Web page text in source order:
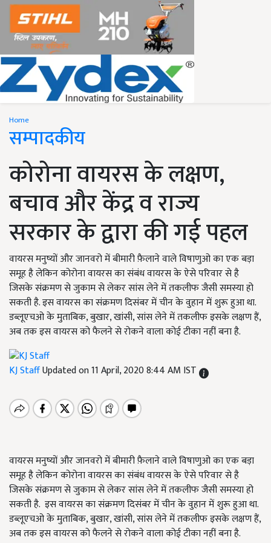
Home
सम्पादकीय
कोरोना वायरस के लक्षण,
बचाव और केंद्र व राज्य
सरकार के द्वारा की गई पहल
वायरस मनुष्यों और जानवरो में बीमारी फ़ैलाने वाले विषाणुओ का एक बड़ा
समूह है लेकिन कोरोना वायरस का संबंध वायरस के ऐसे परिवार से है
जिसके संक्रमण से जुकाम से लेकर सांस लेने में तकलीफ जैसी समस्या हो
सकती है. इस वायरस का संक्रमण दिसंबर में चीन के वुहान में शुरू हुआ था.
डब्लूएचओ के मुताबिक, बुखार, खांसी, सांस लेने में तकलीफ इसके लक्षण हैं,
अब तक इस वायरस को फैलने से रोकने वाला कोई टीका नहीं बना है.
KJ StaffUpdated on 11 April, 2020 8:44 AM IST
वायरस मनुष्यों और जानवरो में बीमारी फ़ैलाने वाले विषाणुओ का एक बड़ा
समूह है लेकिन कोरोना वायरस का संबंध वायरस के ऐसे परिवार से है
जिसके संक्रमण से जुकाम से लेकर सांस लेने में तकलीफ जैसी समस्या हो
सकती है. इस वायरस का संक्रमण दिसंबर में चीन के वुहान में शुरू हुआ था.
डब्लूएचओ के मुताबिक, बुखार, खांसी, सांस लेने में तकलीफ इसके लक्षण हैं,
अब तक इस वायरस को फैलने से रोकने वाला कोई टीका नहीं बना है.